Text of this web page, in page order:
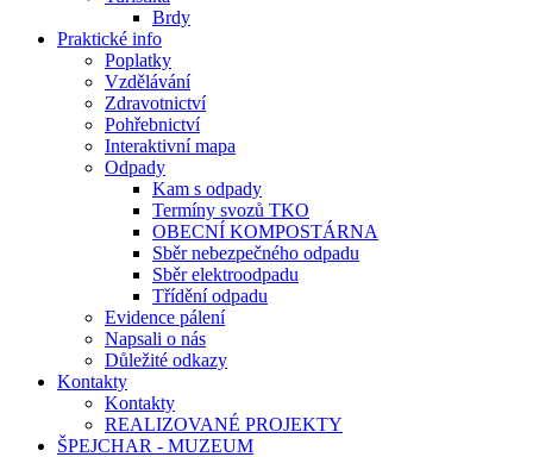
Brdy
Praktické info
Poplatky
Vzdělávání
Zdravotnictví
Pohřebnictví
Interaktivní mapa
Odpady
Kam s odpady
Termíny svozů TKO
OBECNÍ KOMPOSTÁRNA
Sběr nebezpečného odpadu
Sběr elektroodpadu
Třídění odpadu
Evidence pálení
Napsali o nás
Důležité odkazy
Kontakty
Kontakty
REALIZOVANÉ PROJEKTY
ŠPEJCHAR - MUZEUM